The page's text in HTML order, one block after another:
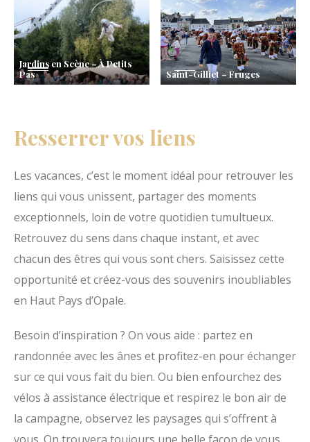
Jardins en Scène – À Petits
Pas
Saint-Gilliet – Fruges
Resserrer vos liens
Les vacances, c’est le moment idéal pour retrouver les
liens qui vous unissent, partager des moments
exceptionnels, loin de votre quotidien tumultueux.
Retrouvez du sens dans chaque instant, et avec
chacun des êtres qui vous sont chers. Saisissez cette
opportunité et créez-vous des souvenirs inoubliables
en Haut Pays d’Opale.
Besoin d’inspiration ? On vous aide : partez en
randonnée avec les ânes et profitez-en pour échanger
sur ce qui vous fait du bien. Ou bien enfourchez des
vélos à assistance électrique et respirez le bon air de
la campagne, observez les paysages qui s’offrent à